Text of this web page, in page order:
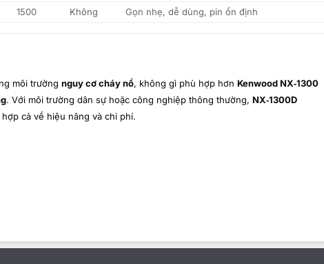
1500 Không Gọn nhẹ, dễ dùng, pin ổn định
môi trường nguy cơ cháy nổ, không gì phù hợp hơn Kenwood NX‑1300
. Với môi trường dân sự hoặc công nghiệp thông thường, NX‑1300D
cả về hiệu năng và chi phí.